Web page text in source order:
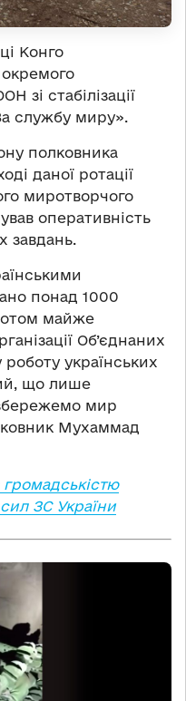
Конго
окремого
зі стабілізації
службу миру».
полковника
даної ротації
миротворчого
оперативність
завдань.
понад 1000
майже
Об’єднаних
українських
що лише
мир
Мухаммад
громадськістю
ЗС України